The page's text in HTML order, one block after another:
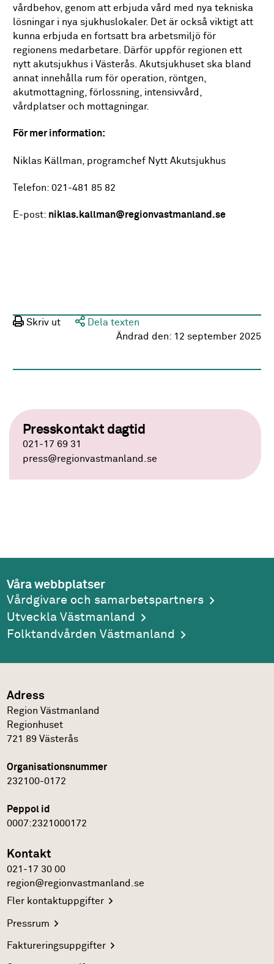
vårdbehov, genom att erbjuda vård med nya tekniska
lösningar i nya sjukhuslokaler. Det är också viktigt att
kunna erbjuda en fortsatt bra arbetsmiljö för
regionens medarbetare. Därför uppför regionen ett
nytt akutsjukhus i Västerås. Akutsjukhuset ska bland
annat innehålla rum för operation, röntgen,
akutmottagning, förlossning, intensivvård,
vårdplatser och mottagningar.
För mer information:
Niklas Källman, programchef Nytt Akutsjukhus
Telefon: 021-481 85 82
E-post: niklas.kallman@regionvastmanland.se
Skriv ut
Dela texten
Ändrad den: 12 september 2025
Presskontakt dagtid
021-17 69 31
press@regionvastmanland.se
Våra webbplatser
Vårdgivare och samarbetspartners
Utveckla Västmanland
Folktandvården Västmanland
Adress
Region Västmanland
Regionhuset
721 89 Västerås
Organisationsnummer
232100-0172
Peppol id
0007:2321000172
Kontakt
021-17 30 00
region@regionvastmanland.se
Flerkontaktuppgifter
Pressrum
Faktureringsuppgifter